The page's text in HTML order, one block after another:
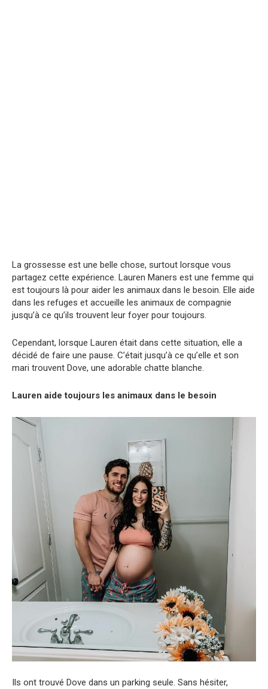
La grossesse est une belle chose, surtout lorsque vous
partagez cette expérience. Lauren Maners est une femme qui
est toujours là pour aider les animaux dans le besoin. Elle aide
dans les refuges et accueille les animaux de compagnie
jusqu’à ce qu’ils trouvent leur foyer pour toujours.
Cependant, lorsque Lauren était dans cette situation, elle a
décidé de faire une pause. C’était jusqu’à ce qu’elle et son
mari trouvent Dove, une adorable chatte blanche.
Lauren aide toujours les animaux dans le besoin
Ils ont trouvé Dove dans un parking seule. Sans hésiter,